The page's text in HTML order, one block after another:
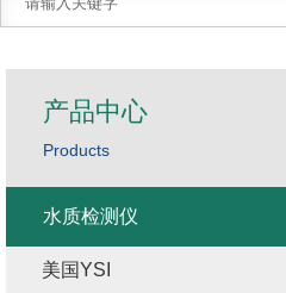
产品中心
Products
水质检测仪
美国YSI